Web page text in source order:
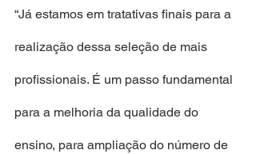
“Já estamos em tratativas finais para a
realização dessa seleção de mais
profissionais. É um passo fundamental
para a melhoria da qualidade do
ensino, para ampliação do número de